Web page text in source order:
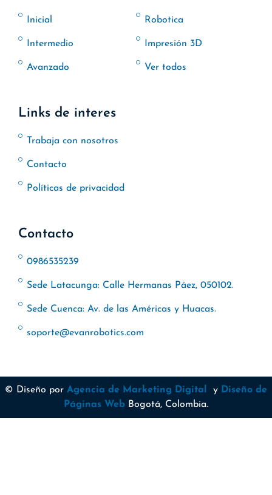
Inicial
Intermedio
Avanzado
Robotica
Impresión 3D
Ver todos
Links de interes
Trabaja con nosotros
Contacto
Políticas de privacidad
Contacto
0986535239
Sede Latacunga: Calle Hermanas Páez, 050102.
Sede Cuenca: Av. de las Américas y Huacas.
soporte@evanrobotics.com
© Diseño por Agencia de Marketing Digital y Diseño de
Páginas Web Bogotá, Colombia.